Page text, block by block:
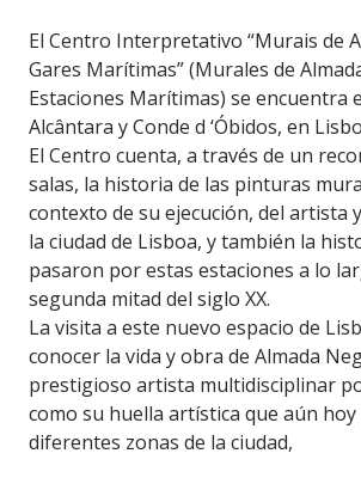
El Centro Interpretativo “Murais de
Gares Marítimas” (Murales de
Estaciones Marítimas) se encuentra
Alcântara y Conde d ‘Óbidos, en
El Centro cuenta, a través de un
salas, la historia de las pinturas
contexto de su ejecución, del artista
la ciudad de Lisboa, y también la
pasaron por estas estaciones a lo
segunda mitad del siglo XX.
La visita a este nuevo espacio de
conocer la vida y obra de Almada
prestigioso artista multidisciplinar
como su huella artística que aún
diferentes zonas de la ciudad,